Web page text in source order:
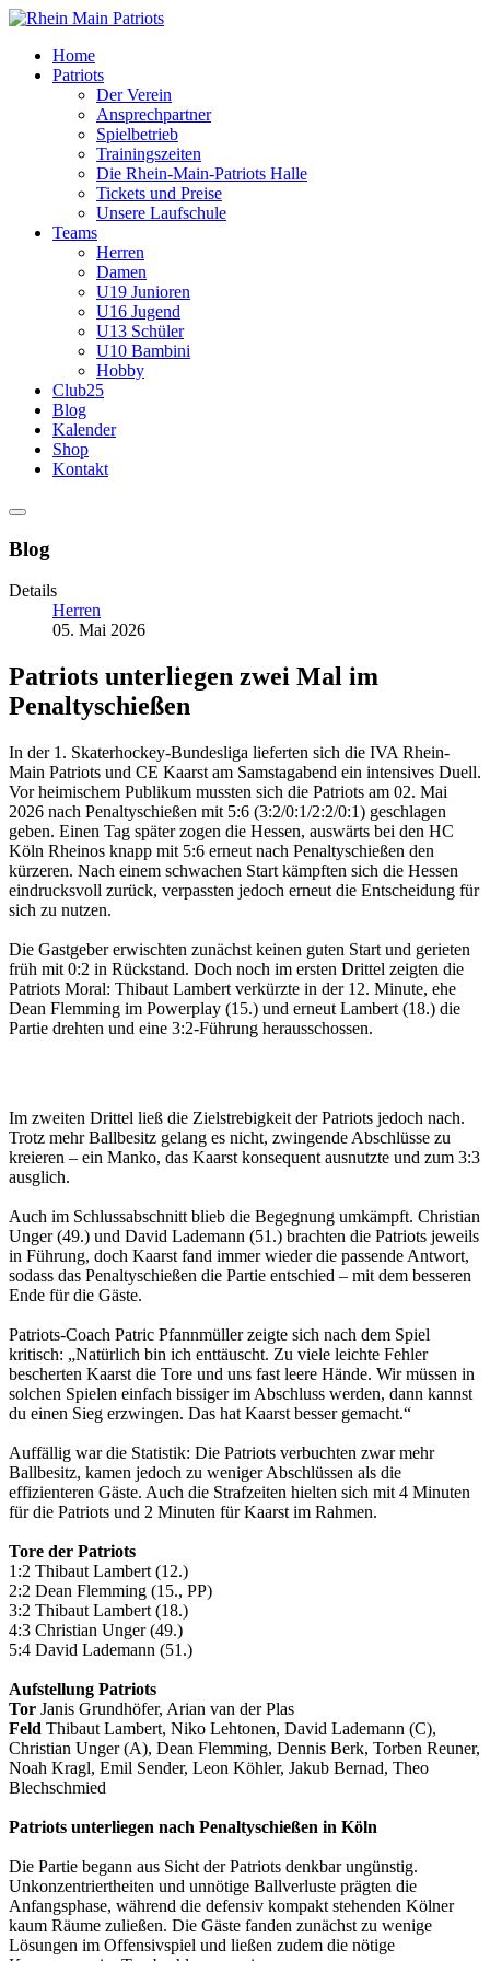
Home
Patriots
Der Verein
Ansprechpartner
Spielbetrieb
Trainingszeiten
Die Rhein-Main-Patriots Halle
Tickets und Preise
Unsere Laufschule
Teams
Herren
Damen
U19 Junioren
U16 Jugend
U13 Schüler
U10 Bambini
Hobby
Club25
Blog
Kalender
Shop
Kontakt
Blog
Details
Herren
05. Mai 2026
Patriots unterliegen zwei Mal im
Penaltyschießen
In der 1. Skaterhockey-Bundesliga lieferten sich die IVA Rhein-
Main Patriots und CE Kaarst am Samstagabend ein intensives Duell.
Vor heimischem Publikum mussten sich die Patriots am 02. Mai
2026 nach Penaltyschießen mit 5:6 (3:2/0:1/2:2/0:1) geschlagen
geben. Einen Tag später zogen die Hessen, auswärts bei den HC
Köln Rheinos knapp mit 5:6 erneut nach Penaltyschießen den
kürzeren. Nach einem schwachen Start kämpften sich die Hessen
eindrucksvoll zurück, verpassten jedoch erneut die Entscheidung für
sich zu nutzen.
Die Gastgeber erwischten zunächst keinen guten Start und gerieten
früh mit 0:2 in Rückstand. Doch noch im ersten Drittel zeigten die
Patriots Moral: Thibaut Lambert verkürzte in der 12. Minute, ehe
Dean Flemming im Powerplay (15.) und erneut Lambert (18.) die
Partie drehten und eine 3:2-Führung herausschossen.
Im zweiten Drittel ließ die Zielstrebigkeit der Patriots jedoch nach.
Trotz mehr Ballbesitz gelang es nicht, zwingende Abschlüsse zu
kreieren – ein Manko, das Kaarst konsequent ausnutzte und zum 3:3
ausglich.
Auch im Schlussabschnitt blieb die Begegnung umkämpft. Christian
Unger (49.) und David Lademann (51.) brachten die Patriots jeweils
in Führung, doch Kaarst fand immer wieder die passende Antwort,
sodass das Penaltyschießen die Partie entschied – mit dem besseren
Ende für die Gäste.
Patriots-Coach Patric Pfannmüller zeigte sich nach dem Spiel
kritisch: „Natürlich bin ich enttäuscht. Zu viele leichte Fehler
bescherten Kaarst die Tore und uns fast leere Hände. Wir müssen in
solchen Spielen einfach bissiger im Abschluss werden, dann kannst
du einen Sieg erzwingen. Das hat Kaarst besser gemacht.“
Auffällig war die Statistik: Die Patriots verbuchten zwar mehr
Ballbesitz, kamen jedoch zu weniger Abschlüssen als die
effizienteren Gäste. Auch die Strafzeiten hielten sich mit 4 Minuten
für die Patriots und 2 Minuten für Kaarst im Rahmen.
Tore der Patriots
1:2 Thibaut Lambert (12.)
2:2 Dean Flemming (15., PP)
3:2 Thibaut Lambert (18.)
4:3 Christian Unger (49.)
5:4 David Lademann (51.)
Aufstellung Patriots
Tor Janis Grundhöfer, Arian van der Plas
Feld Thibaut Lambert, Niko Lehtonen, David Lademann (C),
Christian Unger (A), Dean Flemming, Dennis Berk, Torben Reuner,
Noah Kragl, Emil Sender, Leon Köhler, Jakub Bernad, Theo
Blechschmied
Patriots unterliegen nach Penaltyschießen in Köln
Die Partie begann aus Sicht der Patriots denkbar ungünstig.
Unkonzentriertheiten und unnötige Ballverluste prägten die
Anfangsphase, während die defensiv kompakt stehenden Kölner
kaum Räume zuließen. Die Gäste fanden zunächst zu wenige
Lösungen im Offensivspiel und ließen zudem die nötige